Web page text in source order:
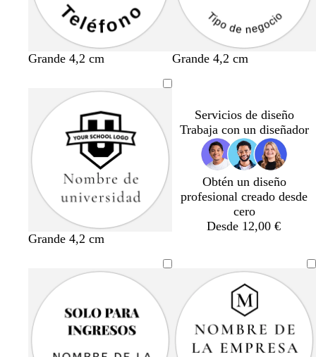
Grande 4,2 cm Grande 4,2 cm
Grande 4,2 cm
Servicios de diseño
Trabaja con un diseñador
Obtén un diseño
profesional creado desde
cero
Desde 12,00 €